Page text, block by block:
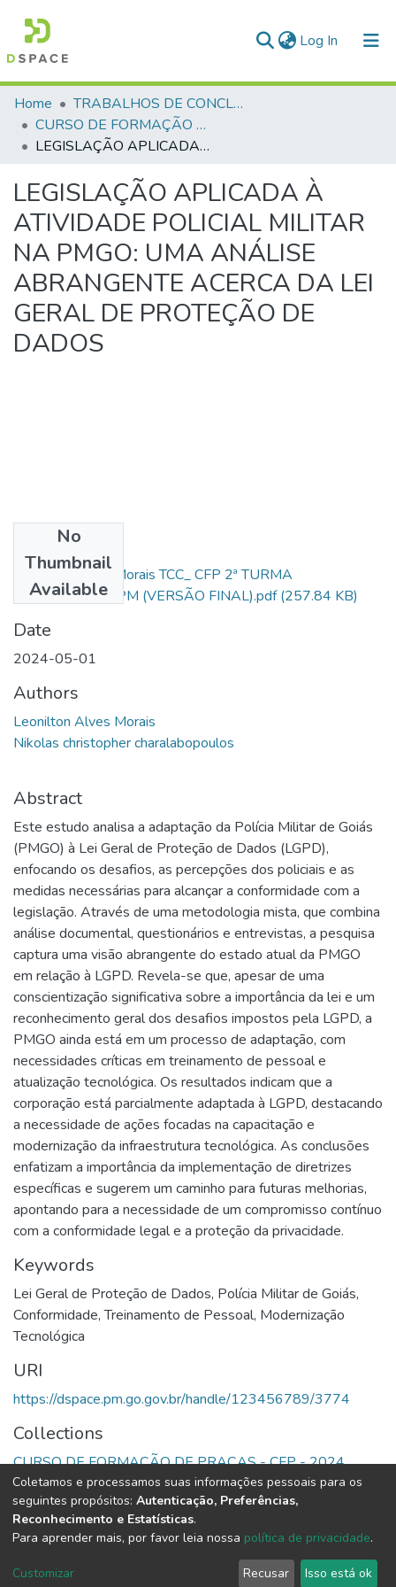
Log In (current)
Communities & Collections
All of DSpace
Home
TRABALHOS DE CONCLUSÃO DE CURSO - CFP (CURSO DE FORMAÇÃO DE PRAÇAS)
CURSO DE FORMAÇÃO DE PRAÇAS - CFP - 2024
LEGISLAÇÃO APLICADA À ATIVIDADE POLICIAL MILITAR NA PMGO: UMA ANÁLISE ABRANGENTE ACERCA DA LEI GERAL DE PROTEÇÃO DE DADOS
LEGISLAÇÃO APLICADA À
ATIVIDADE POLICIAL MILITAR
NA PMGO: UMA ANÁLISE
ABRANGENTE ACERCA DA LEI
GERAL DE PROTEÇÃO DE
DADOS
No
Thumbnail
Available
Leonilton Alves Morais TCC_ CFP 2ª TURMA
2023_2024_CAPM (VERSÃO FINAL).pdf(257.84 KB)
Date
2024-05-01
Authors
Leonilton Alves Morais
Nikolas christopher charalabopoulos
Abstract
Este estudo analisa a adaptação da Polícia Militar de Goiás
(PMGO) à Lei Geral de Proteção de Dados (LGPD),
enfocando os desafios, as percepções dos policiais e as
medidas necessárias para alcançar a conformidade com a
legislação. Através de uma metodologia mista, que combina
análise documental, questionários e entrevistas, a pesquisa
captura uma visão abrangente do estado atual da PMGO
em relação à LGPD. Revela-se que, apesar de uma
conscientização significativa sobre a importância da lei e um
reconhecimento geral dos desafios impostos pela LGPD, a
PMGO ainda está em um processo de adaptação, com
necessidades críticas em treinamento de pessoal e
atualização tecnológica. Os resultados indicam que a
corporação está parcialmente adaptada à LGPD, destacando
a necessidade de ações focadas na capacitação e
modernização da infraestrutura tecnológica. As conclusões
enfatizam a importância da implementação de diretrizes
específicas e sugerem um caminho para futuras melhorias,
apontando para a necessidade de um compromisso contínuo
com a conformidade legal e a proteção da privacidade.
Keywords
Lei Geral de Proteção de Dados, Polícia Militar de Goiás,
Conformidade,Treinamento de Pessoal, Modernização
Tecnológica
URI
https://dspace.pm.go.gov.br/handle/123456789/3774
Collections
CURSO DE FORMAÇÃO DE PRAÇAS - CFP - 2024
Full item page
DSpace software copyright © 2002-2026 LYRASIS
Cookie
End User
Send
Coletamos e processamos suas informações pessoais para os
seguintes propósitos: Autenticação, Preferências,
Reconhecimento e Estatísticas.
Para aprender mais, por favor leia nossa política de privacidade.
Customizar Recusar Isso está ok